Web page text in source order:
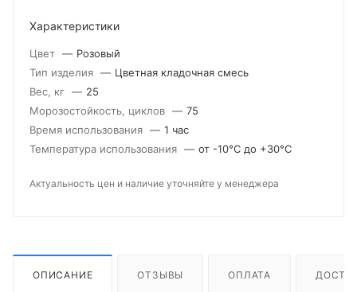
Характеристики
Цвет — Розовый
Тип изделия — Цветная кладочная смесь
Вес, кг — 25
Морозостойкость, циклов — 75
Время использования — 1 час
Температура использования — от -10°С до +30°С
Актуальность цен и наличие уточняйте у менеджера
ОПИСАНИЕ ОТЗЫВЫ ОПЛАТА